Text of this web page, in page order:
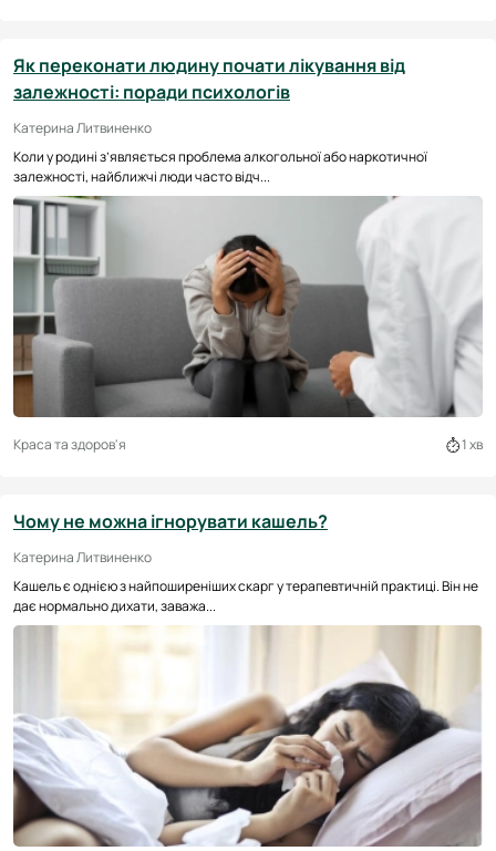
Як переконати людину почати лікування від
залежності: поради психологів
Катерина Литвиненко
Коли у родині з’являється проблема алкогольної або наркотичної
залежності, найближчі люди часто відч...
Краса та здоров'я 1 хв
Чому не можна ігнорувати кашель?
Катерина Литвиненко
Кашель є однією з найпоширеніших скарг у терапевтичній практиці. Він не
дає нормально дихати, заважа...